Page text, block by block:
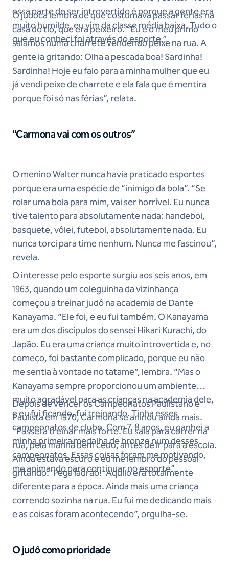
essa parte de ser introvertido é porque a gente era
muito humilde, eu vim da classe média baixa. Tudo o
que eu conheci foi através do esporte.”
O judoca lembra de que costumava passar férias na
casa do tio, que era peixeiro. “Eu e o meu primo
saíamos numa charrete vendendo peixe na rua. A
gente ia gritando: Olha a pescada boa! Sardinha!
Sardinha! Hoje eu falo para a minha mulher que eu
já vendi peixe de charrete e ela fala que é mentira
porque foi só nas férias”, relata.
“Carmona vai com os outros”
O menino Walter nunca havia praticado esportes
porque era uma espécie de “inimigo da bola”. “Se
rolar uma bola para mim, vai ser horrível. Eu nunca
tive talento para absolutamente nada: handebol,
basquete, vôlei, futebol, absolutamente nada. Eu
nunca torci para time nenhum. Nunca me fascinou”,
revela.
O interesse pelo esporte surgiu aos seis anos, em
1963, quando um coleguinha da vizinhança
começou a treinar judô na academia de Dante
Kanayama. “Ele foi, e eu fui também. O Kanayama
era um dos discípulos do sensei Hikari Kurachi, do
Japão. Eu era uma criança muito introvertida e, no
começo, foi bastante complicado, porque eu não
me sentia à vontade no tatame”, lembra. “Mas o
Kanayama sempre proporcionou um ambiente
muito agradável para as crianças na academia dele,
e eu fui ficando, fui treinando. Tinha esses
campeonatos de clube. Com 7, 8 anos, eu ganhei a
minha primeira medalha de bronze num desses
campeonatos. Essas coisas foram me motivando,
me animando para continuar no esporte”.
Depois de vencer os Campeonatos Paulistano e
Paulista em 1970, Carmona se aninou ainda mais.
“Passei a treinar mais forte. Eu saia para correr na
rua, pela manhã bem cedo, antes de ir para a escola.
Ainda estava escuro e eu me lembro do pessoal
gritando: ‘Pega ladrão!’ Aquilo era totalmente
diferente para a época. Ainda mais uma criança
correndo sozinha na rua. Eu fui me dedicando mais
e as coisas foram acontecendo”, orgulha-se.
O judô como prioridade